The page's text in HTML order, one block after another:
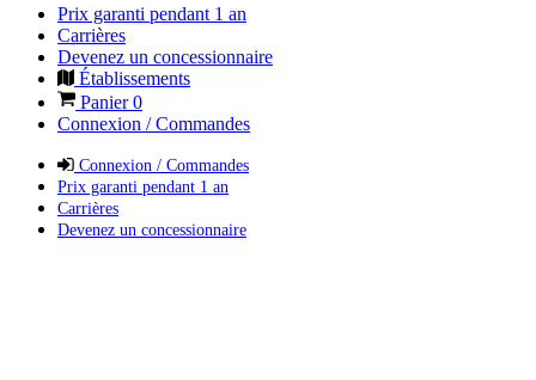
Prix garanti pendant 1 an
Carrières
Devenez un concessionnaire
Établissements
Panier0
Connexion / Commandes
Connexion / Commandes
Prix garanti pendant 1 an
Carrières
Devenez un concessionnaire